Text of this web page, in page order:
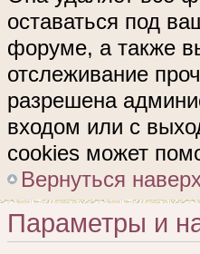
оставаться под
форуме, а также
отслеживание
разрешена
входом или с
cookies может
Вернуться
Параметры и